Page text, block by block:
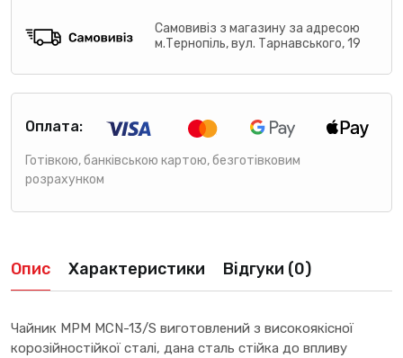
Самовивіз з магазину за адресою
м.Тернопіль, вул. Тарнавського, 19
Оплата:
Готівкою, банківською картою, безготівковим
розрахунком
Опис Характеристики Відгуки (0)
Чайник MPM MCN-13/S виготовлений з високоякісної
корозійностійкої сталі, дана сталь стійка до впливу